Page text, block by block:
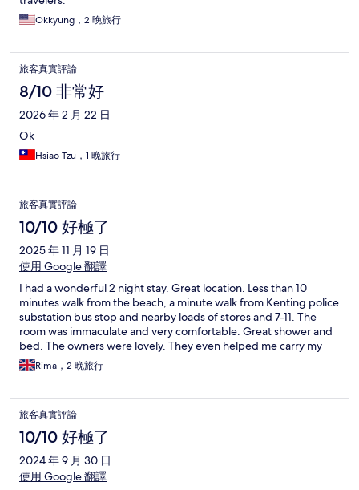
Okkyung，2 晚旅行
旅客真實評論
8/10 非常好
2026 年 2 月 22 日
Ok
Hsiao Tzu，1 晚旅行
旅客真實評論
10/10 好極了
2025 年 11 月 19 日
使用 Google 翻譯
I had a wonderful 2 night stay. Great location. Less than 10
minutes walk from the beach, a minute walk from Kenting police
substation bus stop and nearby loads of stores and 7-11. The
room was immaculate and very comfortable. Great shower and
bed. The owners were lovely. They even helped me carry my
luggage to the second floor. They have such lovely pets, really
made me feel at home. Overall a great stay in a central location
Rima，2 晚旅行
旅客真實評論
10/10 好極了
2024 年 9 月 30 日
使用 Google 翻譯